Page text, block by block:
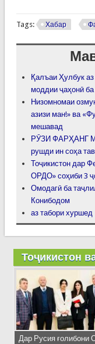
Tags: Хабар
Қалъаи Ҳулбук
моддии ҷаҳонӣ
Низомномаи
азизи ман!» ва
мешавад
РӮЗИ ФАРҲАНГ
рушди ин соҳа
Тоҷикистон дар
ОРДО» соҳиби 3
Омодагӣ ба
Конибодом
аз табори хуршед
Тоҷикистон
Дар Русия ғолибони